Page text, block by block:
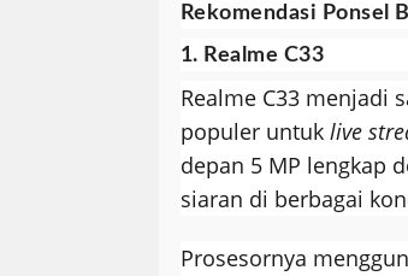
Rekomendasi Ponsel
1. Realme C33
Realme C33 menjadi
populer untuk live
depan 5 MP lengkap
siaran di berbagai
Prosesornya